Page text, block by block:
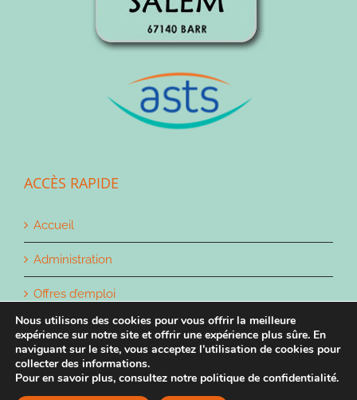
ACCÈS RAPIDE
Accueil
Administration
Offres d’emploi
Contact
Nous utilisons des cookies pour vous offrir la meilleure
expérience sur notre site et offrir une expérience plus sûre. En
naviguant sur le site, vous acceptez l'utilisation de cookies pour
collecter des informations.
Pour en savoir plus, consultez notre politique de confidentialité.